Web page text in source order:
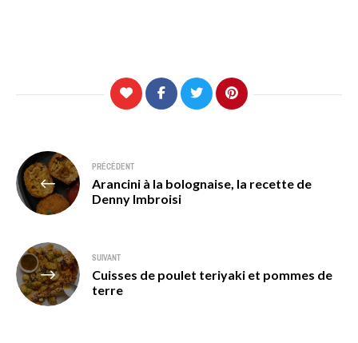
Navigation
de
l’article
PRÉCÉDENT
Arancini à la bolognaise, la recette de
Denny Imbroisi
SUIVANT
Cuisses de poulet teriyaki et pommes de
terre